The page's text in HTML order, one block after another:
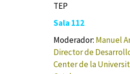
TEP
Sala 112
Moderador: Manuel
Director de
Center de la